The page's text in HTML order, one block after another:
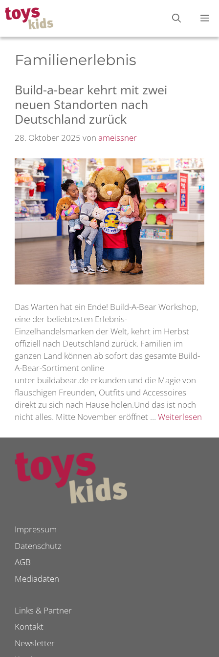
Zum
Inhalt
springen
Familienerlebnis
Build-a-bear kehrt mit zwei
neuen Standorten nach
Deutschland zurück
28. Oktober 2025 von ameissner
Das Warten hat ein Ende! Build-A-Bear Workshop,
eine der beliebtesten Erlebnis-
Einzelhandelsmarken der Welt, kehrt im Herbst
offiziell nach Deutschland zurück. Familien im
ganzen Land können ab sofort das gesamte Build-
A-Bear-Sortiment online
unter buildabear.de erkunden und die Magie von
flauschigen Freunden, Outfits und Accessoires
direkt zu sich nach Hause holen.Und das ist noch
nicht alles. Mitte November eröffnet … Weiterlesen
Impressum
Datenschutz
AGB
Mediadaten
Links & Partner
Kontakt
Newsletter